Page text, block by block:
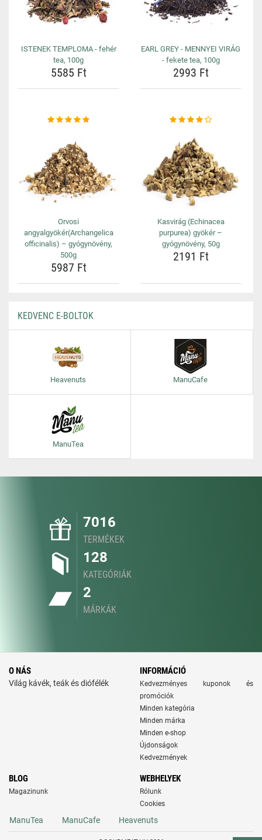
ISTENEK TEMPLOMA - fehér
tea, 100g
5585 Ft
EARL GREY - MENNYEI VIRÁG
- fekete tea, 100g
2993 Ft
Orvosi
angyalgyökér(Archangelica
officinalis) – gyógynövény,
500g
5987 Ft
Kasvirág (Echinacea
purpurea) gyökér –
gyógynövény, 50g
2191 Ft
KEDVENC E-BOLTOK
Heavenuts ManuCafe
ManuTea
7016
TERMÉKEK
128
KATEGÓRIÁK
2
MÁRKÁK
O NÁS
Világ kávék, teák és diófélék
INFORMÁCIÓ
Kedvezményes kuponok és
promóciók
Minden kategória
Minden márka
Minden e-shop
Újdonságok
Kedvezmények
BLOG
Magazinunk
WEBHELYEK
Rólunk
Cookies
ManuTea ManuCafe Heavenuts